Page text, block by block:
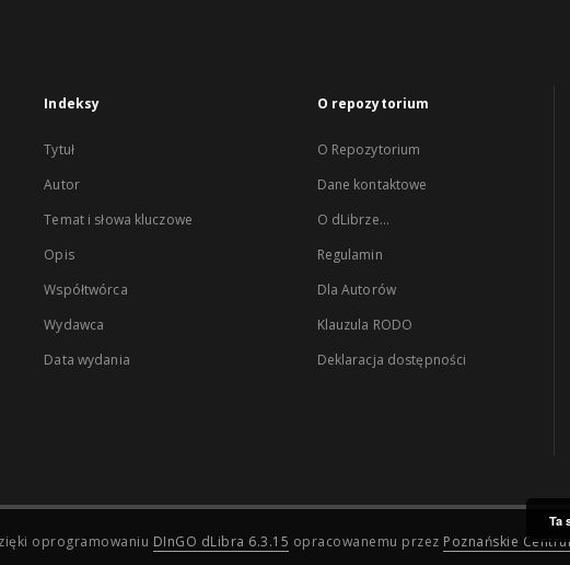
Indeksy
Tytuł
Autor
Temat i słowa kluczowe
Opis
Współtwórca
Wydawca
Data wydania
O repozytorium
O Repozytorium
Dane kontaktowe
O dLibrze...
Regulamin
Dla Autorów
Klauzula RODO
Deklaracja dostępności
oprogramowaniu DInGO dLibra 6.3.15 opracowanemu przez Poznańskie
Ta